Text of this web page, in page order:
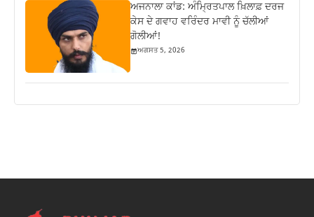
ਅਜਨਾਲਾ ਕਾਂਡ: ਅੰਮ੍ਰਿਤਪਾਲ ਖ਼ਿਲਾਫ਼ ਦਰਜ
ਕੇਸ ਦੇ ਗਵਾਹ ਵਰਿੰਦਰ ਮਾਵੀ ਨੂੰ ਚੱਲੀਆਂ
ਗੋਲੀਆਂ!
ਅਗਸਤ 5, 2026